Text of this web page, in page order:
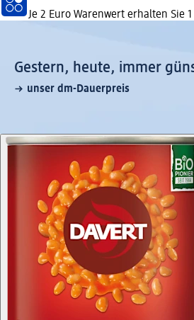
Je 2 Euro Warenwert erhalten Sie 1
Gestern, heute, immer
unser dm-Dauerpreis